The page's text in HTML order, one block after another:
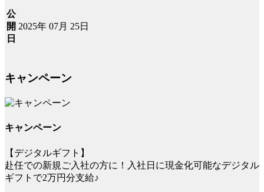
公
開
日
2025年 07月 25日
キャンペーン
キャンペーン
【デジタルギフト】
赴任での新規ご入社の方に！入社日に現金化可能なデジタル
ギフトで2万円分支給♪